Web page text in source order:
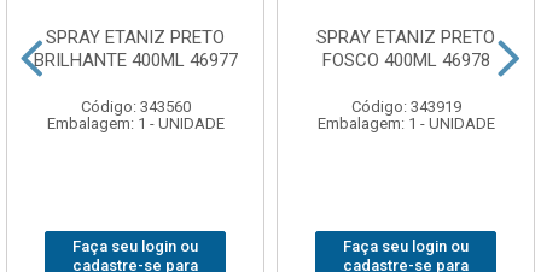
SPRAY ETANIZ PRETO
BRILHANTE 400ML 46977
Código: 343560
Embalagem: 1 - UNIDADE
Faça seu login ou
cadastre-se para
SPRAY ETANIZ PRETO
FOSCO 400ML 46978
Código: 343919
Embalagem: 1 - UNIDADE
Faça seu login ou
cadastre-se para